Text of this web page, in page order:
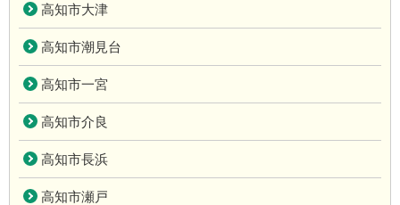
高知市大津
高知市潮見台
高知市一宮
高知市介良
高知市長浜
高知市瀬戸